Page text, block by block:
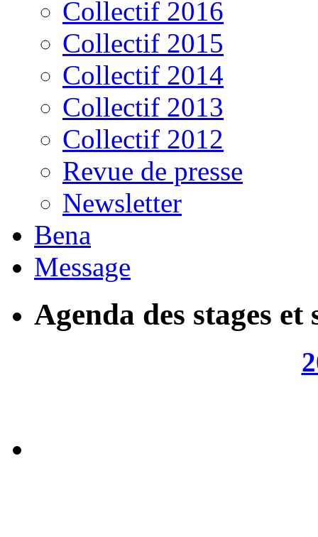
Collectif 2016
Collectif 2015
Collectif 2014
Collectif 2013
Collectif 2012
Revue de presse
Newsletter
Bena
Message
Agenda des stages et